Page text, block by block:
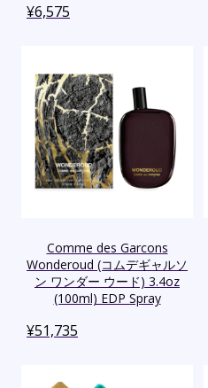
¥6,575
Comme des Garcons
Wonderoud (コムデギャルソ
ン ワンダー ウード) 3.4oz
(100ml) EDP Spray
¥51,735